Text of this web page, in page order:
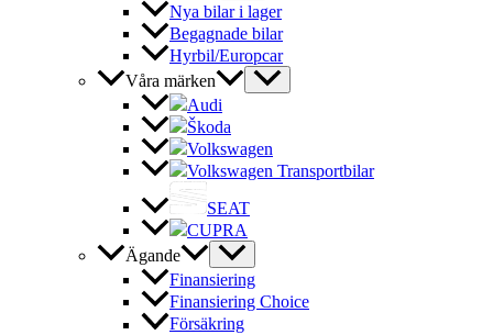
Nya bilar i lager
Begagnade bilar
Hyrbil/Europcar
Våra märken
Audi
Škoda
Volkswagen
Volkswagen Transportbilar
SEAT
CUPRA
Ägande
Finansiering
Finansiering Choice
Försäkring